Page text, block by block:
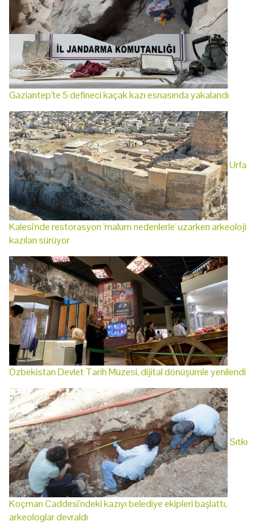
Gaziantep'te 5 defineci kaçak kazı esnasında yakalandı
Urfa
Kalesi'nde restorasyon 'malum nedenlerle' uzarken arkeoloji
kazıları sürüyor
Özbekistan Devlet Tarih Müzesi, dijital dönüşümle yenilendi
Sıtkı
Koçman Caddesi'ndeki kazıyı belediye ekipleri başlattı,
arkeologlar devraldı